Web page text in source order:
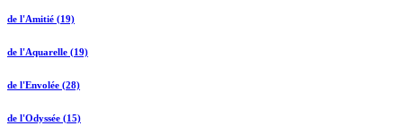
de l'Amitié (19)
de l'Aquarelle (19)
de l'Envolée (28)
de l'Odyssée (15)